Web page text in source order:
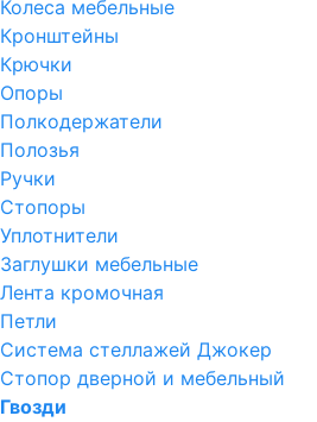
Колеса мебельные
Кронштейны
Крючки
Опоры
Полкодержатели
Полозья
Ручки
Стопоры
Уплотнители
Заглушки мебельные
Лента кромочная
Петли
Система стеллажей Джокер
Стопор дверной и мебельный
Гвозди